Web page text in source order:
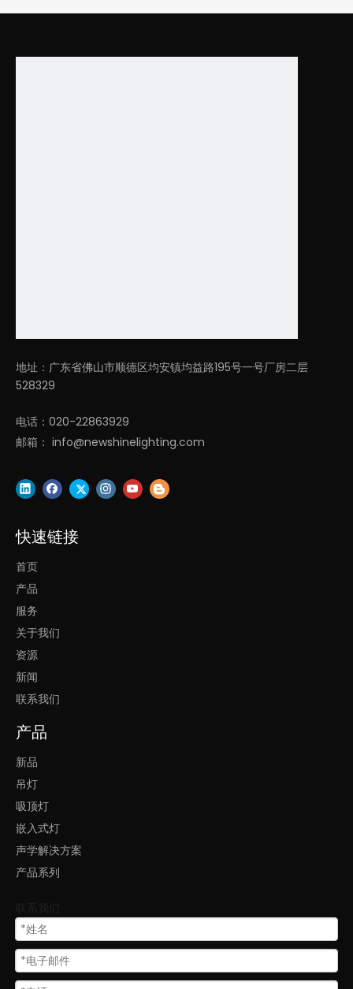
高端客厅灯
空心圆形吊灯
地址：广东省佛山市顺德区均安镇均益路195号一号厂房二层
528329
电话：020-22863929
邮箱： info@newshinelighting.com
快速链接
首页
产品
服务
关于我们
资源
新闻
联系我们
产品
新品
吊灯
吸顶灯
嵌入式灯
声学解决方案
产品系列